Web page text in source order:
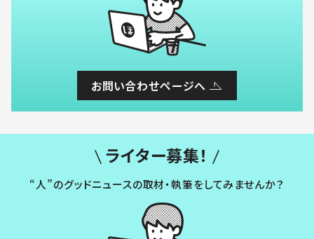
お問い合わせページへ
ライター募集！
“人”のグッドニュースの取材・執筆をしてみませんか？